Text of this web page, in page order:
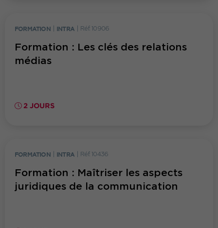
FORMATION INTRA Réf. 10906
Formation : Les clés des relations
médias
2 JOURS
FORMATION INTRA Réf. 10436
Formation : Maîtriser les aspects
juridiques de la communication